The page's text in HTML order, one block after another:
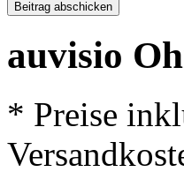
auvisio
* Preise